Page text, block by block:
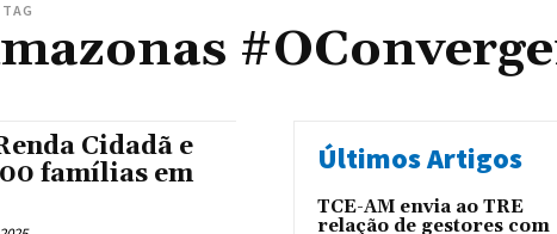
TAG
Cidadã e
famílias em
Últimos Artigos
TCE-AM envia ao TRE
relação de gestores com